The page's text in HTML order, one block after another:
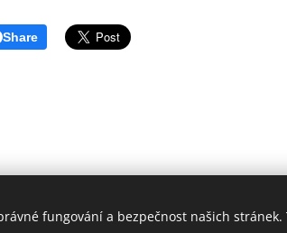
Share
o.p.s. 2018 | Všechna práva
fungování a bezpečnost našich stránek.